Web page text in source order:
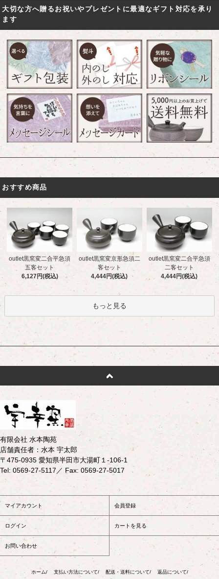
大切な方へ贈るお祝いやプレゼントに最適なギフト対応を承り
ます
おすすめ商品
outlet黒窯変二合平急須
五客セット
6,127円(税込)
outlet黒窯変京形急須二
客セット
4,444円(税込)
outlet黒窯変二合平急須
二客セット
4,444円(税込)
もっと見る
有限会社 水本陶苑
店舗責任者：水本 宇太郎
〒475-0935 愛知県半田市大湯町１-106-1
Tel: 0569-27-5117／ Fax: 0569-27-5017
マイアカウント 会員登録
ログイン カートを見る
お問い合わせ
ホーム/ 支払い方法について/ 配送・送料について/ 返品について/